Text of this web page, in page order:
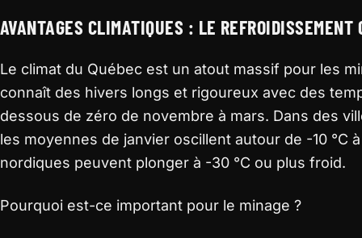
AVANTAGES CLIMATIQUES : LE
Le climat du Québec est un atout massif pour les
connaît des hivers longs et rigoureux avec des
dessous de zéro de novembre à mars. Dans des
les moyennes de janvier oscillent autour de -10 °C
nordiques peuvent plonger à -30 °C ou plus froid.
Pourquoi est-ce important pour le minage ?